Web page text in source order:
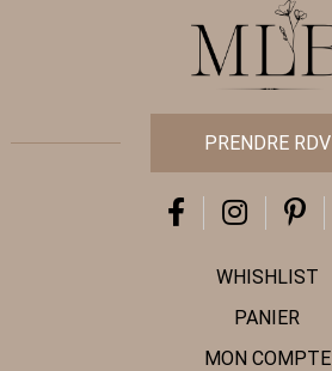
PRENDRE RDV
WHISHLIST
PANIER
MON COMPTE